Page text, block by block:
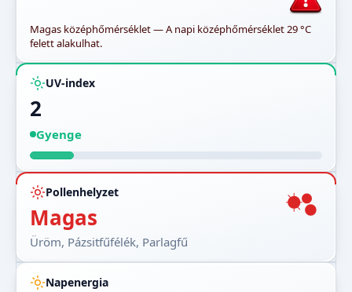
Magas középhőmérséklet — A napi középhőmérséklet 29 °C
felett alakulhat.
UV-index
2
Gyenge
Pollenhelyzet
Magas
Üröm, Pázsitfűfélék, Parlagfű
Napenergia